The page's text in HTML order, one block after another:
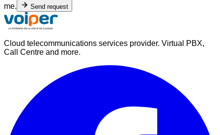
me.
Send request
Cloud telecommunications services provider. Virtual PBX,
Call Centre and more.